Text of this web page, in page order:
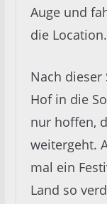
Auge und
die Location.
Nach dieser
Hof in die
nur hoffen,
weitergeht.
mal ein
Land so